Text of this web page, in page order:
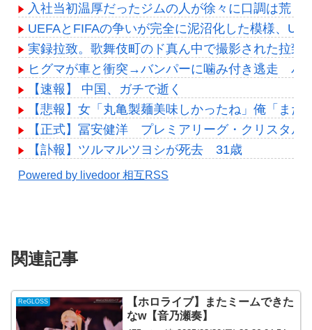
入社当初温厚だったジムの人が徐々に口調は荒
UEFAとFIFAの争いが完全に泥沼化した模様、
実録拉致。歌舞伎町のド真ん中で撮影された拉致
ヒグマが車と衝突→バンパーに噛み付き逃走 バ
【速報】 中国、ガチで逝く
【悲報】女「丸亀製麺美味しかったね」俺「ま
【正式】冨安健洋 プレミアリーグ・クリスタ
【訃報】ツルマルツヨシが死去 31歳
Powered by livedoor 相互RSS
関連記事
ReGLOSS
【ホロライブ】またミームできた
なw【音乃瀬奏】